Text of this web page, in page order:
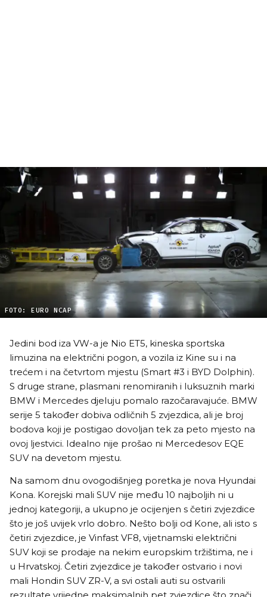
FOTO: EURO NCAP
Jedini bod iza VW-a je Nio ET5, kineska sportska
limuzina na električni pogon, a vozila iz Kine su i na
trećem i na četvrtom mjestu (Smart #3 i BYD Dolphin).
S druge strane, plasmani renomiranih i luksuznih marki
BMW i Mercedes djeluju pomalo razočaravajuće. BMW
serije 5 također dobiva odličnih 5 zvjezdica, ali je broj
bodova koji je postigao dovoljan tek za peto mjesto na
ovoj ljestvici. Idealno nije prošao ni Mercedesov EQE
SUV na devetom mjestu.
Na samom dnu ovogodišnjeg poretka je nova Hyundai
Kona. Korejski mali SUV nije među 10 najboljih ni u
jednoj kategoriji, a ukupno je ocijenjen s četiri zvjezdice
što je još uvijek vrlo dobro. Nešto bolji od Kone, ali isto s
četiri zvjezdice, je Vinfast VF8, vijetnamski električni
SUV koji se prodaje na nekim europskim tržištima, ne i
u Hrvatskoj. Četiri zvjezdice je također ostvario i novi
mali Hondin SUV ZR-V, a svi ostali auti su ostvarili